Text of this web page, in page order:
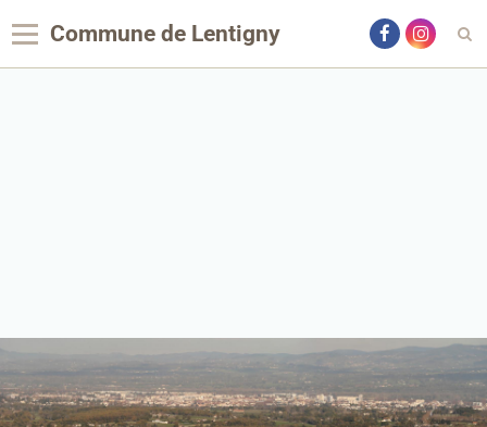
Commune de Lentigny